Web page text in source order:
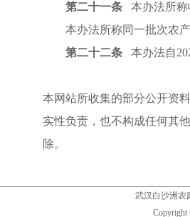
第二十一条
本办法所称
本办法所称同一批次农
第二十二条
本办法自
本网站所收集的部分公开资
实性负责，也不构成任何其
除。
武汉白沙洲